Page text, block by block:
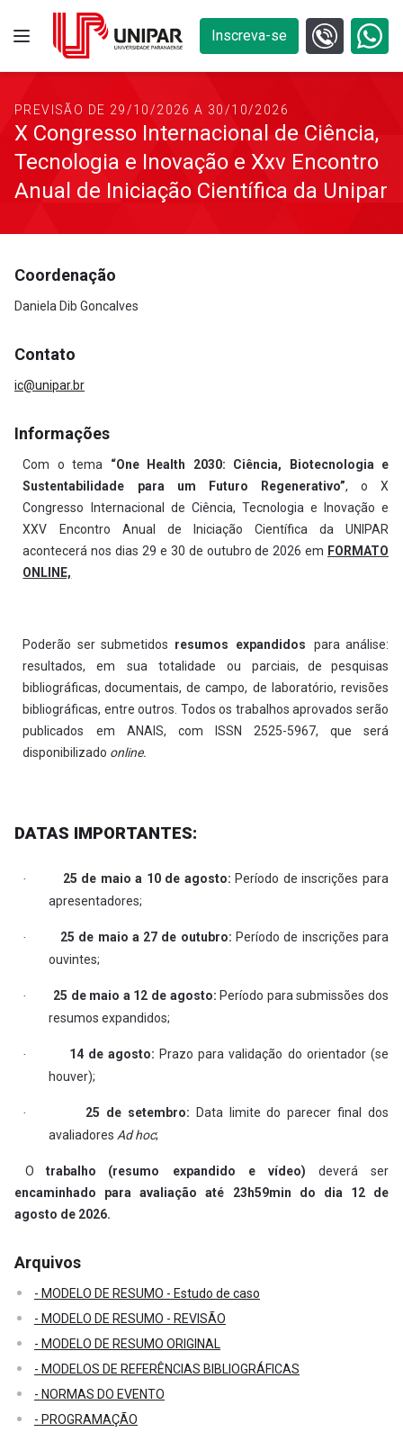
Inscreva-se
PREVISÃO DE 29/10/2026 A 30/10/2026
X Congresso Internacional de Ciência,
Tecnologia e Inovação e Xxv Encontro
Anual de Iniciação Científica da Unipar
Coordenação
Daniela Dib Goncalves
Contato
ic@unipar.br
Informações
Com o tema “One Health 2030: Ciência, Biotecnologia e
Sustentabilidade para um Futuro Regenerativo”, o X
Congresso Internacional de Ciência, Tecnologia e Inovação e
XXV Encontro Anual de Iniciação Científica da UNIPAR
acontecerá nos dias 29 e 30 de outubro de 2026 em FORMATO
ONLINE,
Poderão ser submetidos resumos expandidos para análise:
resultados, em sua totalidade ou parciais,
de
pesquisas
bibliográficas, documentais, de campo, de laboratório, revisões
bibliográficas, entre outros. Todos os trabalhos aprovados serão
publicados em ANAIS, com ISSN 2525-5967, que será
disponibilizado online.
DATAS IMPORTANTES:
· 25 de maio a 10 de agosto: Período de inscrições para
apresentadores;
· 25 de maio a 27 de outubro: Período de inscrições para
ouvintes;
· 25 de maio a 12 de agosto: Período para submissões dos
resumos expandidos;
· 14 de agosto: Prazo para validação do orientador (se
houver);
· 25 de setembro: Data limite do parecer final dos
avaliadores Ad hoc;
O trabalho (resumo expandido e vídeo) deverá ser
encaminhado para avaliação até 23h59min do dia 12 de
agosto de 2026.
Arquivos
- MODELO DE RESUMO - Estudo de caso
- MODELO DE RESUMO - REVISÃO
- MODELO DE RESUMO ORIGINAL
- MODELOS DE REFERÊNCIAS BIBLIOGRÁFICAS
- NORMAS DO EVENTO
- PROGRAMAÇÃO